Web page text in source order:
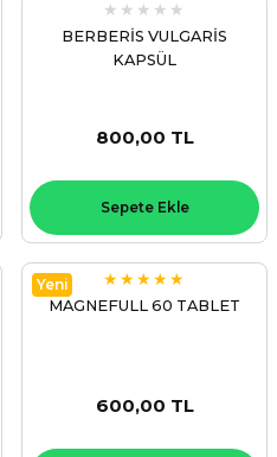
BERBERİS VULGARİS
KAPSÜL
800,00 TL
Sepete Ekle
Yeni
MAGNEFULL 60 TABLET
600,00 TL